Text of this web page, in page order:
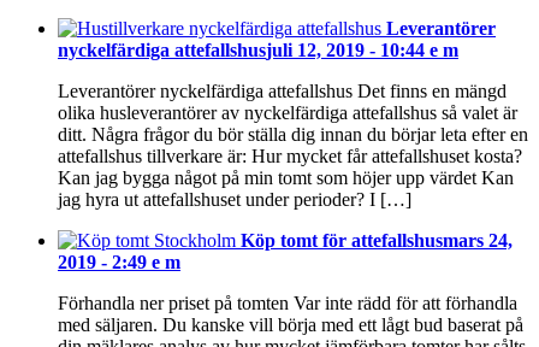
Leverantörer
nyckelfärdiga attefallshusjuli 12, 2019 - 10:44 e m
Leverantörer nyckelfärdiga attefallshus Det finns en mängd
olika husleverantörer av nyckelfärdiga attefallshus så valet är
ditt. Några frågor du bör ställa dig innan du börjar leta efter en
attefallshus tillverkare är: Hur mycket får attefallshuset kosta?
Kan jag bygga något på min tomt som höjer upp värdet Kan
jag hyra ut attefallshuset under perioder? I […]
Köp tomt för attefallshusmars 24,
2019 - 2:49 e m
Förhandla ner priset på tomten Var inte rädd för att förhandla
med säljaren. Du kanske vill börja med ett lågt bud baserat på